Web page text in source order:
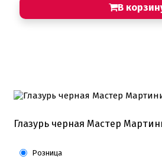
В
Глазурь черная Мастер
Розница